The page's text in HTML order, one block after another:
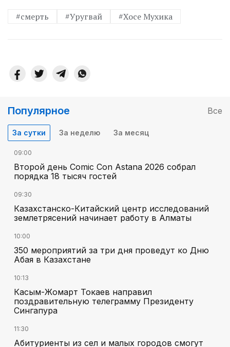
#смерть #Уругвай #Хосе Мухика
Популярное Все
За сутки За неделю За месяц
09:00
Второй день Comic Con Astana 2026 собрал
порядка 18 тысяч гостей
09:30
Казахстанско-Китайский центр исследований
землетрясений начинает работу в Алматы
10:00
350 мероприятий за три дня проведут ко Дню
Абая в Казахстане
10:13
Касым-Жомарт Токаев направил
поздравительную телеграмму Президенту
Сингапура
11:30
Абитуриенты из сел и малых городов смогут